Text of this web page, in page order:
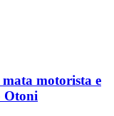
mata motorista e
Otoni